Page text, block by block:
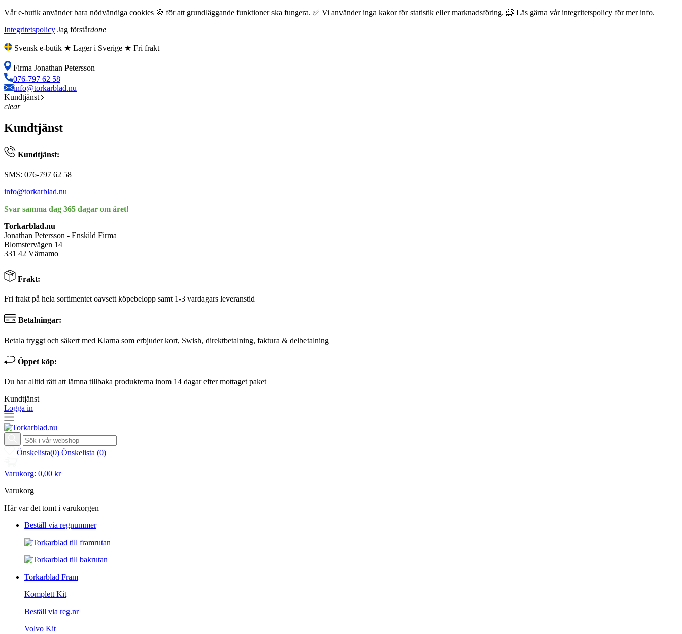
Vår e-butik använder bara nödvändiga cookies 🍪 för att grundläggande funktioner ska fungera. ✅ Vi använder inga kakor för statistik eller marknadsföring. 🤗 Läs gärna vår integritetspolicy för mer info.
Integritetspolicy Jag förstårdone
Svensk e-butik ★ Lager i Sverige ★ Fri frakt
Firma Jonathan Petersson
076-797 62 58
info@torkarblad.nu
Kundtjänst
clear
Kundtjänst
Kundtjänst:
SMS: 076-797 62 58
info@torkarblad.nu
Svar samma dag 365 dagar om året!
Torkarblad.nu
Jonathan Petersson - Enskild Firma
Blomstervägen 14
331 42 Värnamo
Frakt:
Fri frakt på hela sortimentet oavsett köpebelopp samt 1-3 vardagars leveranstid
Betalningar:
Betala tryggt och säkert med Klarna som erbjuder kort, Swish, direktbetalning, faktura & delbetalning
Öppet köp:
Du har alltid rätt att lämna tillbaka produkterna inom 14 dagar efter mottaget paket
Kundtjänst
Logga in
Önskelista(0) Önskelista (0)
Varukorg: 0,00 kr
Varukorg
Här var det tomt i varukorgen
Beställ via regnummer
Torkarblad Fram
Komplett Kit
Beställ via reg.nr
Volvo Kit